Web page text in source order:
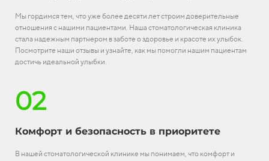
Мы гордимся тем, что уже более десяти лет строим доверительные
отношения с нашими пациентами. Наша стоматологическая клиника
стала надежным партнером в заботе о здоровье и красоте их улыбок.
Посмотрите наши отзывы и узнайте, как мы помогли нашим пациентам
достичь идеальной улыбки.
02
Комфорт и безопасность в приоритете
В нашей стоматологической клинике мы понимаем, что комфорт и